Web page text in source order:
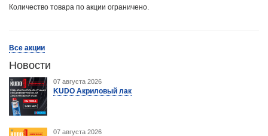
Количество товара по акции ограничено.
Все акции
Новости
07 августа 2026
KUDO Акриловый лак
07 августа 2026